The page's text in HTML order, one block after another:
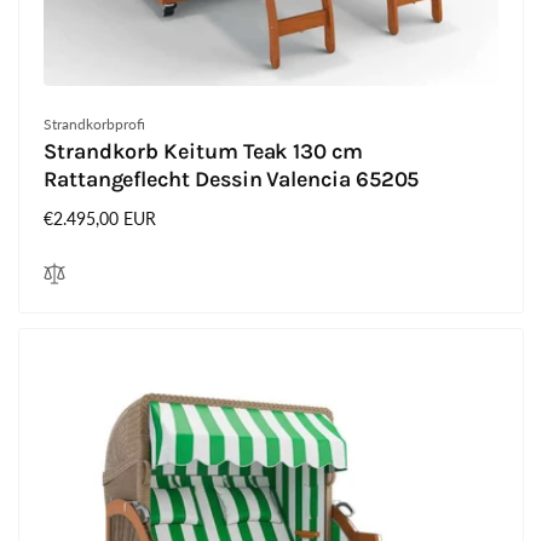
Anbieter:
Strandkorbprofi
Strandkorb Keitum Teak 130 cm
Rattangeflecht Dessin Valencia 65205
Normaler
€2.495,00 EUR